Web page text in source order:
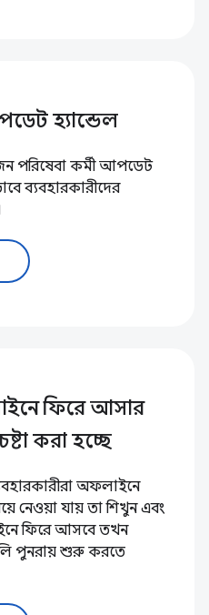
হ্যান্ডেল
কর্মী আপডেট
ব্যবহারকারীদের
ফিরে আসার
করা হচ্ছে
অফলাইনে
নেওয়া যায় তা শিখুন এবং
ফিরে আসবে তখন
পুনরায় শুরু করতে